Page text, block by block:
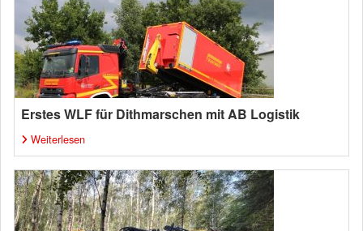
Erstes WLF für Dithmarschen mit AB Logistik
Weiterlesen